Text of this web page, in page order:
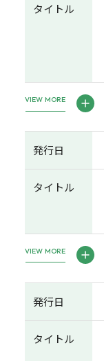
タイトル
VIEW MORE
発行日
タイトル
VIEW MORE
発行日
タイトル